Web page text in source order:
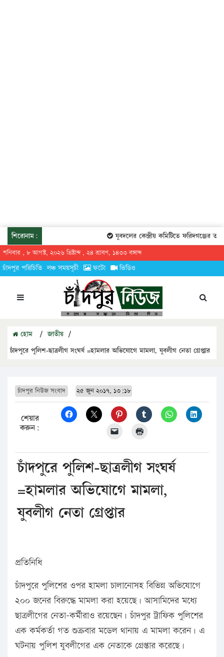
শিরোনাম: যুবদলের কেন্দ্রীয় কমিটিতে ফরিদগঞ্জের তারেকুর
শনিবার , ৮ আগস্ট, ২০২৬ খ্রিষ্টাব্দ , ২৪ শ্রাবণ, ১৪৩৩ বঙ্গাব্দ
চাঁদপুর পরিচিতি লঞ্চ সময়সূচী ফটো ভিডিও
হোম / জাতীয় /
চাঁদপুরে পুলিশ-ছাত্রলীগ সংঘর্ষ =হামলার অভিযোগে মামলা, যুবলীগ নেতা গ্রেপ্তার
চাঁদপুর নিউজ সংবাদ ২৫ জুন ২০১৭, ১৩:১৮
শেয়ার
করুন:
চাঁদপুরে পুলিশ-ছাত্রলীগ সংঘর্ষ
=হামলার অভিযোগে মামলা,
যুবলীগ নেতা গ্রেপ্তার
প্রতিনিধি
চাঁদপুরে পুলিশের ওপর হামলা চালানোসহ বিভিন্ন অভিযোগে
২০০ জনের বিরুদ্ধে মামলা করা হয়েছে। আসামিদের মধ্যে
ছাত্রলীগের নেতা-কর্মীরাও রয়েছেন। চাঁদপুর ট্রাফিক পুলিশের
এক কর্মকর্তা গত শুক্রবার মডেল থানায় এ মামলা করেন। এ
ঘটনায় পুলিশ যুবলীগের এক নেতাকে গ্রেপ্তার করেছে।